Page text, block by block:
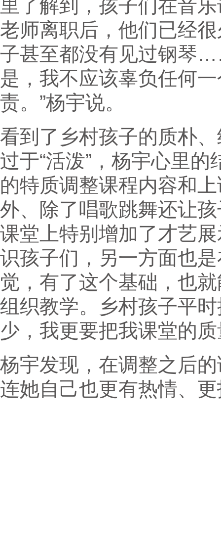
里了解到，孩子们在音
老师离职后，他们已经
子甚至都没有见过钢琴
是，我不应该辜负任何
责。”杨宇说。
看到了乡村孩子的质朴
过于“活泼”，杨宇心里
的特质调整课程内容和
外、除了唱歌跳舞还让
课堂上特别增加了才艺
识孩子们，另一方面也
觉，有了这个基础，也
组织教学。乡村孩子平
少，我更要把我课堂的质
杨宇发现，在调整之后
连她自己也更有热情、